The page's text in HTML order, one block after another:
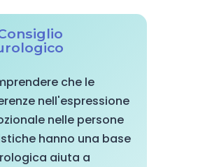
che le
nell'espressione
nelle persone
hanno una base
aiuta a